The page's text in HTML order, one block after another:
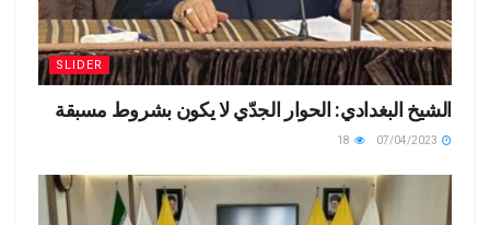
SLIDER
الشيخ البغدادي: الحوار الجدّي لا يكون بشروط مسبقة